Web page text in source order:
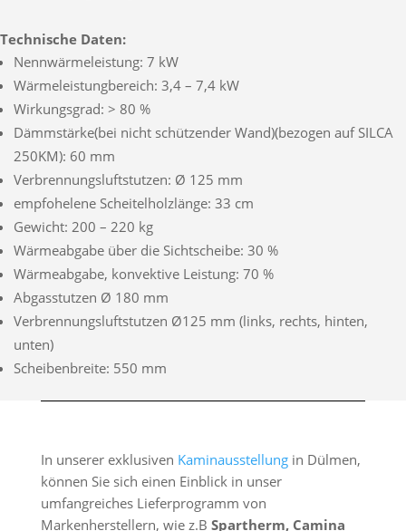
Technische Daten:
Nennwärmeleistung: 7 kW
Wärmeleistungbereich: 3,4 – 7,4 kW
Wirkungsgrad: > 80 %
Dämmstärke(bei nicht schützender Wand)(bezogen auf SILCA
250KM): 60 mm
Verbrennungsluftstutzen: Ø 125 mm
empfohelene Scheitelholzlänge: 33 cm
Gewicht: 200 – 220 kg
Wärmeabgabe über die Sichtscheibe: 30 %
Wärmeabgabe, konvektive Leistung: 70 %
Abgasstutzen Ø 180 mm
Verbrennungsluftstutzen Ø125 mm (links, rechts, hinten,
unten)
Scheibenbreite: 550 mm
In unserer exklusiven Kaminausstellungin Dülmen,
können Sie sich einen Einblick in unser
umfangreiches Lieferprogramm von
Markenherstellern, wie z.B Spartherm, Camina